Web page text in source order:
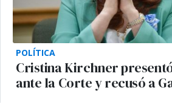
POLÍTICA
Cristina Kirchner
ante la Corte y recusó a